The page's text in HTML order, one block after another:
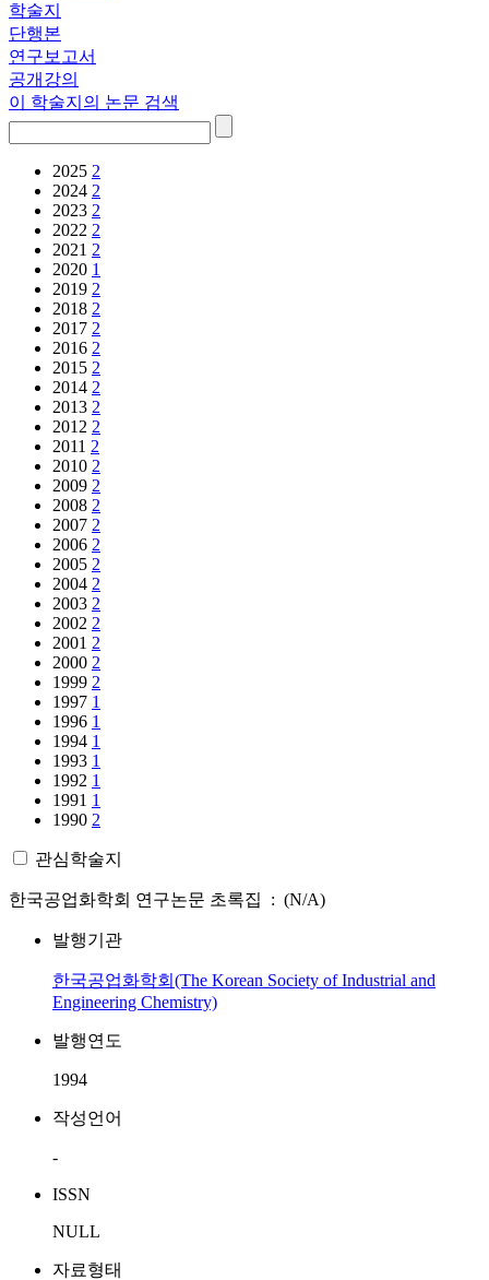
학술지
단행본
연구보고서
공개강의
이 학술지의 논문 검색
2025 2
2024 2
2023 2
2022 2
2021 2
2020 1
2019 2
2018 2
2017 2
2016 2
2015 2
2014 2
2013 2
2012 2
2011 2
2010 2
2009 2
2008 2
2007 2
2006 2
2005 2
2004 2
2003 2
2002 2
2001 2
2000 2
1999 2
1997 1
1996 1
1994 1
1993 1
1992 1
1991 1
1990 2
관심학술지
한국공업화학회 연구논문 초록집 : (N/A)
발행기관
한국공업화학회(The Korean Society of Industrial and
Engineering Chemistry)
발행연도
1994
작성언어
-
ISSN
NULL
자료형태